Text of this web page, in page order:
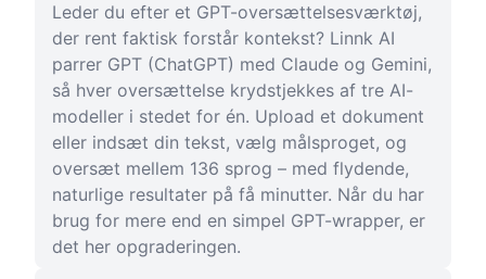
Leder du efter et GPT-oversættelsesværktøj,
der rent faktisk forstår kontekst? Linnk AI
parrer GPT (ChatGPT) med Claude og Gemini,
så hver oversættelse krydstjekkes af tre AI-
modeller i stedet for én. Upload et dokument
eller indsæt din tekst, vælg målsproget, og
oversæt mellem 136 sprog – med flydende,
naturlige resultater på få minutter. Når du har
brug for mere end en simpel GPT-wrapper, er
det her opgraderingen.